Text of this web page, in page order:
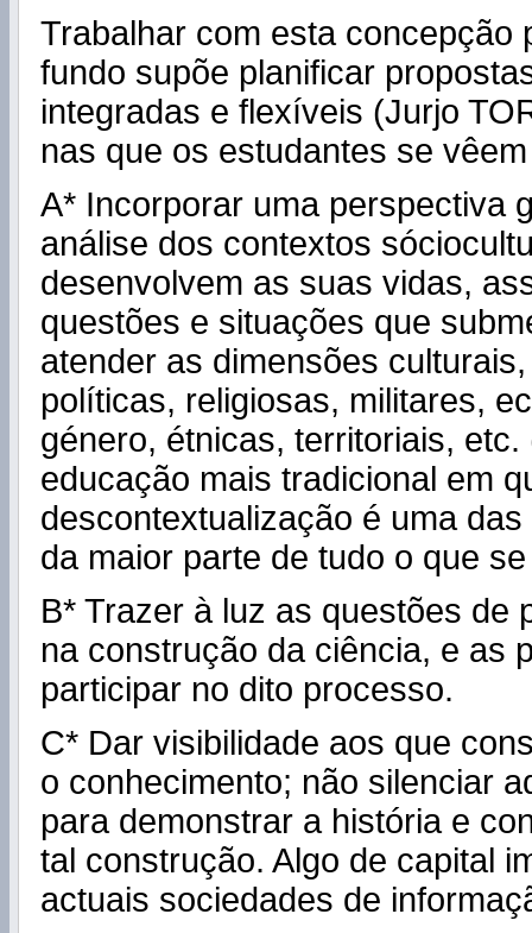
Trabalhar com esta concepção
fundo supõe planificar
integradas e flexíveis (Jurjo
nas que os estudantes se
A* Incorporar uma perspectiva
análise dos contextos
desenvolvem as suas vidas,
questões e situações que
atender as dimensões
políticas, religiosas, militares,
género, étnicas, territoriais,
educação mais tradicional em
descontextualização é uma
da maior parte de tudo o que
B* Trazer à luz as questões de
na construção da ciência, e as
participar no dito processo.
C* Dar visibilidade aos que
o conhecimento; não silenciar
para demonstrar a história e
tal construção. Algo de capital
actuais sociedades de